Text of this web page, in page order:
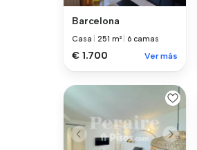
Barcelona
Casa |251 m² 6 camas
€ 1.700 Ver más